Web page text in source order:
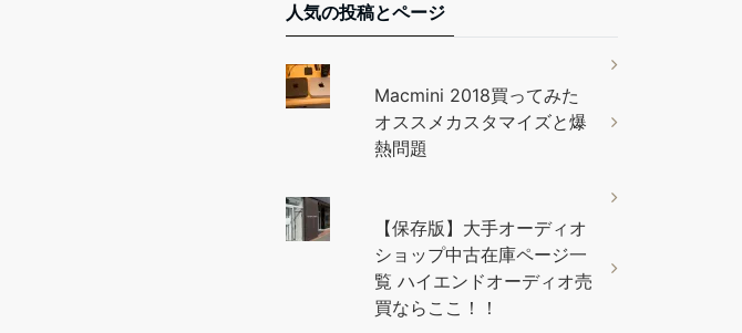
人気の投稿とページ
Macmini 2018買ってみた
オススメカスタマイズと爆
熱問題
【保存版】大手オーディオ
ショップ中古在庫ページ一
覧 ハイエンドオーディオ売
買ならここ！！